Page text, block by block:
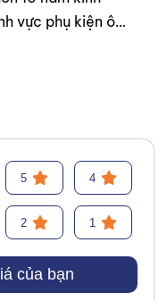
vực phụ kiện ô
thực sự đam
phù hợp với
,TikTok,
5 4
2 1
của bạn